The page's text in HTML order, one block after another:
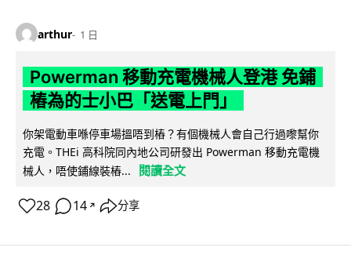
arthur 1 日
Powerman 移動充電機械人登港 免鋪
樁為的士小巴「送電上門」
你架電動車喺停車場搵唔到樁？有個機械人會自己行過嚟幫你
充電。THEi 高科院同內地公司研發出 Powerman 移動充電機
械人，唔使鋪線裝樁...
閱讀全文
28 14 ↗ 分享